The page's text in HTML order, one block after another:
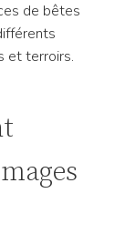
de bêtes
et terroirs.